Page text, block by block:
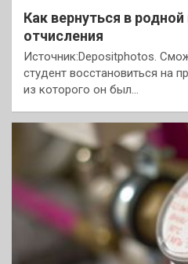
Как вернуться в родной
отчисления
Источник:Depositphotos.
студент восстановиться на
из которого он был…